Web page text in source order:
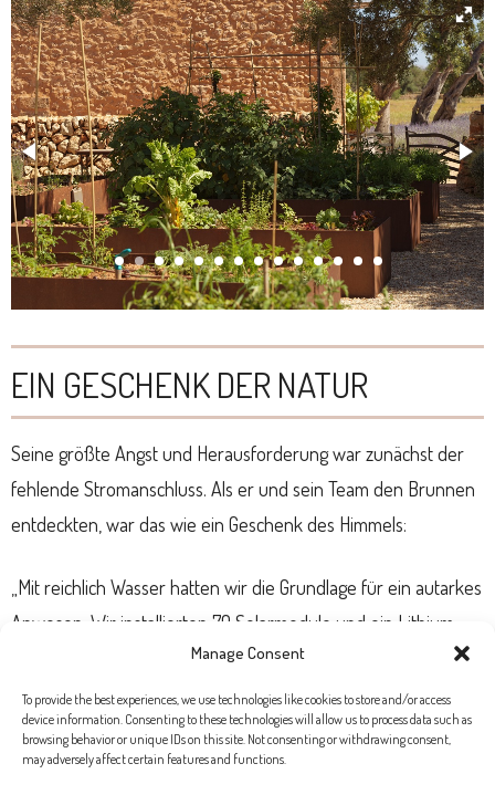
Manage Consent
To provide the best experiences, we use technologies like cookies to store and/or access
device information. Consenting to these technologies will allow us to process data such as
browsing behavior or unique IDs on this site. Not consenting or withdrawing consent,
may adversely affect certain features and functions.
EIN GESCHENK DER NATUR
Seine größte Angst und Herausforderung war zunächst der
fehlende Stromanschluss. Als er und sein Team den Brunnen
entdeckten, war das wie ein Geschenk des Himmels:
„Mit reichlich Wasser hatten wir die Grundlage für ein autarkes
Anwesen. Wir installierten 70 Solarmodule und ein Lithium-
Ionen-Batteriepaket mit fast 200 Kilowatt Leistung, somit wird
das Haus nie wieder einen Stromanschluss brauchen“, freut er
sich.